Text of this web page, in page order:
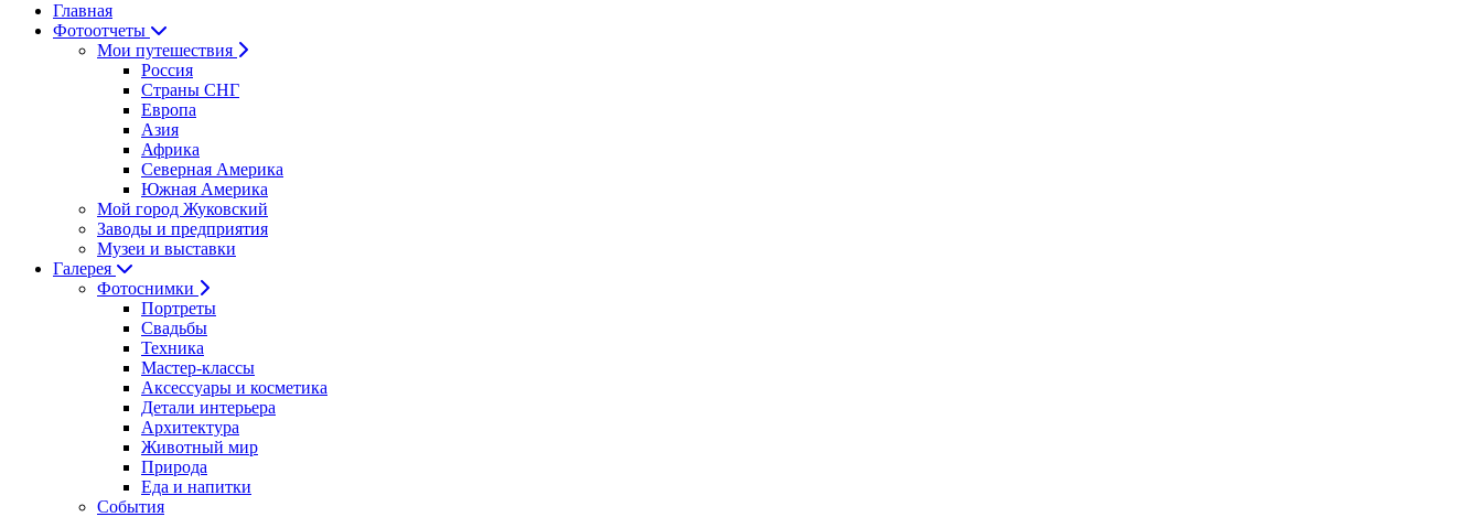
Главная
Фотоотчеты
Мои путешествия
Россия
Страны СНГ
Европа
Азия
Африка
Северная Америка
Южная Америка
Мой город Жуковский
Заводы и предприятия
Музеи и выставки
Галерея
Фотоснимки
Портреты
Свадьбы
Техника
Мастер-классы
Аксессуары и косметика
Детали интерьера
Архитектура
Животный мир
Природа
Еда и напитки
События